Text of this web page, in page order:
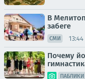
В
забеге
СМИ 13:44
Почему
ПАБЛИКИ